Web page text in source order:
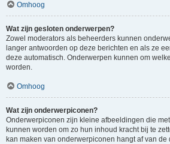
Omhoog
Wat zijn gesloten onderwerpen?
Zowel moderators als beheerders kunnen
langer antwoorden op deze berichten en als ze
deze automatisch. Onderwerpen kunnen om
worden.
Omhoog
Wat zijn onderwerpiconen?
Onderwerpiconen zijn kleine afbeeldingen die
kunnen worden om zo hun inhoud kracht bij te
kan maken van onderwerpiconen hangt af van